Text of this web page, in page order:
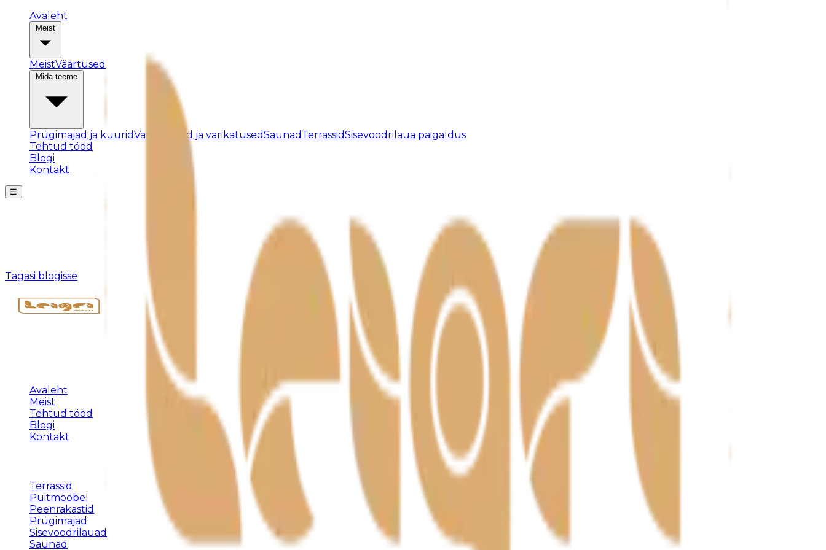
Avaleht
MeistVäärtused
Prügimajad ja kuuridVarjualused ja varikatusedSaunad TerrassidSisevoodrilaua paigaldus
Tehtud tööd
Blogi
Kontakt
☰
Kahjuks pole sellist postitust olemas või see on eemaldatud.
Tagasi blogisse
Täispuidust eritellimusmööbel, terrassid ja varjualused – meistritöö Harjumaal alates 1992.
Avaleht
Meist
Tehtud tööd
Blogi
Kontakt
Terrassid
Puitmööbel
Peenrakastid
Prügimajad
Sisevoodrilauad
Saunad